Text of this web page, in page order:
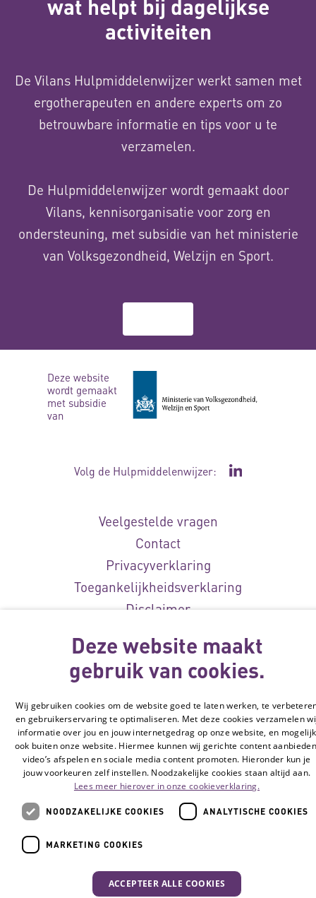
wat helpt bij dagelijkse
activiteiten
De Vilans Hulpmiddelenwijzer werkt samen met
ergotherapeuten en andere experts om zo
betrouwbare informatie en tips voor u te
verzamelen.
De Hulpmiddelenwijzer wordt gemaakt door
Vilans, kennisorganisatie voor zorg en
ondersteuning, met subsidie van het ministerie
van Volksgezondheid, Welzijn en Sport.
Deze website
wordt gemaakt
met subsidie
van
Volg de Hulpmiddelenwijzer: Ga naar de
Veelgestelde vragen
Contact
Privacyverklaring
Toegankelijkheidsverklaring
Disclaimer
© Vilans, 2026
Deze website maakt
gebruik van cookies.
Wij gebruiken cookies om de website goed te laten werken, te
en gebruikerservaring te optimaliseren. Met deze cookies verzamelen
informatie over jou en jouw internetgedrag op onze website, en mogelijk
ook buiten onze website. Hiermee kunnen wij gerichte content
video’s afspelen en sociale media content promoten. Hieronder kun je
jouw voorkeuren zelf instellen. Noodzakelijke cookies staan altijd aan.
Lees meer hierover in onze cookieverklaring.
NOODZAKELIJKE COOKIES ANALYTISCHE COOKIES
MARKETING COOKIES
ACCEPTEER ALLE COOKIES